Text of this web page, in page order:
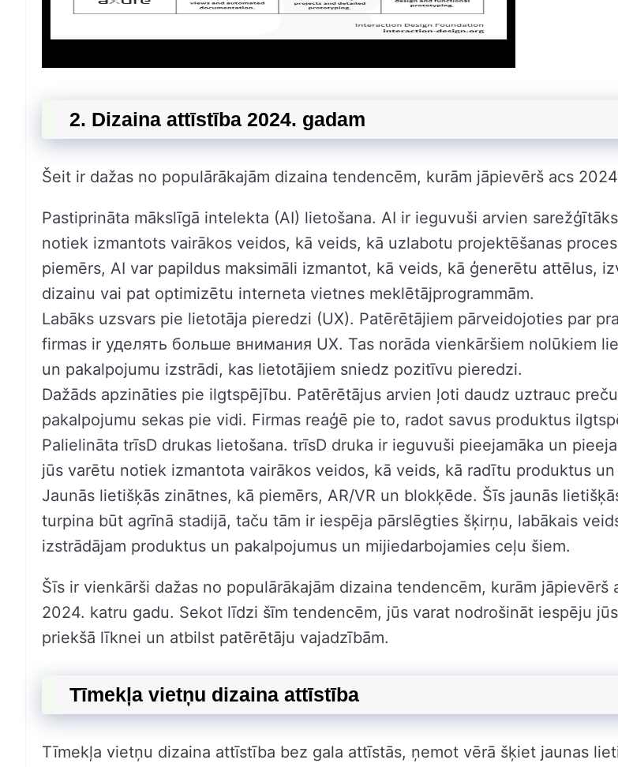
2. Dizaina attīstība 2024. gadam
Šeit ir dažas no populārākajām dizaina tendencēm, kurām jāpievērš acs
Pastiprināta mākslīgā intelekta (AI) lietošana. AI ir ieguvuši arvien
notiek izmantots vairākos veidos, kā veids, kā uzlabotu projektēšanas
piemērs, AI var papildus maksimāli izmantot, kā veids, kā ģenerētu attēlus,
dizainu vai pat optimizētu interneta vietnes meklētājprogrammām.
Labāks uzsvars pie lietotāja pieredzi (UX). Patērētājiem pārveidojoties par
firmas ir уделять больше внимания UX. Tas norāda vienkāršiem nolūkiem
un pakalpojumu izstrādi, kas lietotājiem sniedz pozitīvu pieredzi.
Dažāds apzināties pie ilgtspējību. Patērētājus arvien ļoti daudz uztrauc
pakalpojumu sekas pie vidi. Firmas reaģē pie to, radot savus produktus
Palielināta trīsD drukas lietošana. trīsD druka ir ieguvuši pieejamāka un
jūs varētu notiek izmantota vairākos veidos, kā veids, kā radītu produktus
Jaunās lietišķās zinātnes, kā piemērs, AR/VR un blokķēde. Šīs jaunās
turpina būt agrīnā stadijā, taču tām ir iespēja pārslēgties šķirņu, labākais
izstrādājam produktus un pakalpojumus un mijiedarbojamies ceļu šiem.
Šīs ir vienkārši dažas no populārākajām dizaina tendencēm, kurām jāpievērš
2024. katru gadu. Sekot līdzi šīm tendencēm, jūs varat nodrošināt iespēju
priekšā līknei un atbilst patērētāju vajadzībām.
Tīmekļa vietņu dizaina attīstība
Tīmekļa vietņu dizaina attīstība bez gala attīstās, ņemot vērā šķiet jaunas